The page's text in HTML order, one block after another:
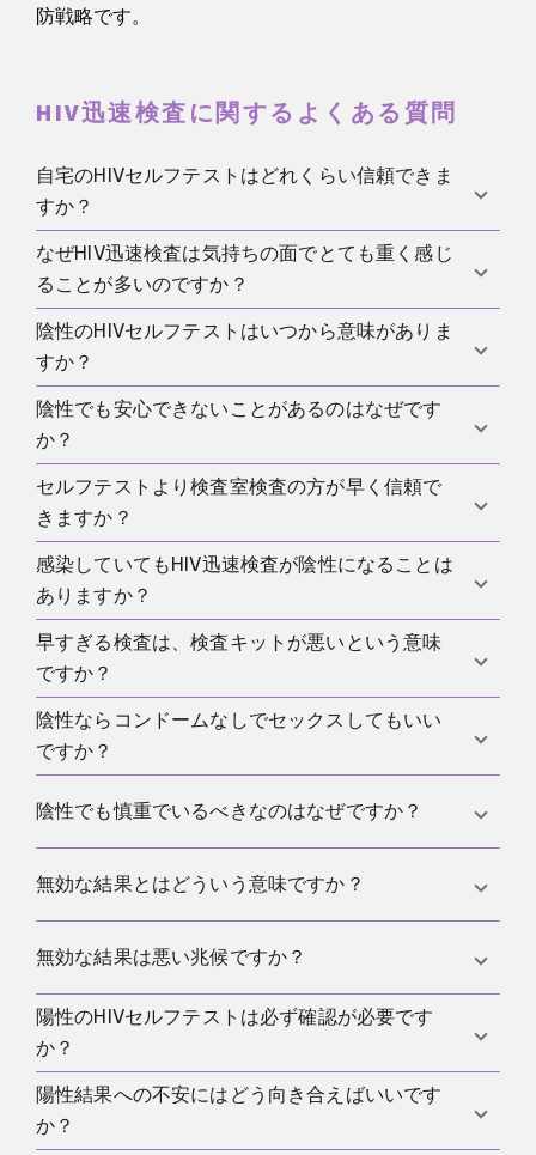
防戦略です。
HIV迅速検査に関するよくある質問
自宅のHIVセルフテストはどれくらい信頼できま
すか？
品質の確かなHIVセルフテストは、正しく使い、早す
ぎる時期に検査しなければ信頼できます。最大の落
とし穴は検査そのものより、たいていウィンドウ期
間か使用ミスです。
なぜHIV迅速検査は気持ちの面でとても重く感じ
ることが多いのですか？
多くの人にとって、検査は単なる検査ではないから
です。罪悪感への不安、感染への不安、パートナー
との会話への不安、あるいはやっと安心したいとい
う期待が重なっています。だからこそ白黒思考に傾
きやすくなります。よい結果に必要なのはパニック
の論理ではなく、何を、いつ、どのように検査し、
その結果が本当に何を意味するのかという文脈で
す。
陰性のHIVセルフテストはいつから意味がありま
すか？
HIVセルフテストについて、PEIは最後の可能性のあ
るリスクから12週間を挙げています。その時点では
じめて、この検査タイプの陰性結果を本当に信頼で
きます。
陰性でも安心できないことがあるのはなぜです
か？
本当の疑問がまだ解けていないからです。検査が早
すぎたのかもしれませんし、その後に新しいリスク
があったのかもしれません。あるいは手順を完全に
は信頼できていないのかもしれません。その場合、
結果が無価値なのではなく、文脈がまだ不十分なの
です。だからこそ、少し後の再検査や検査室検査の
方が、考え続けるより役立つことがあります。
セルフテストより検査室検査の方が早く信頼で
きますか？
はい。RKIは、第4世代の検査室検査について、可能
性のある曝露から6週間の診断ウィンドウを説明して
います。そのため、新しいリスクでは検査室検査の
方が適していることが多いです。
感染していてもHIV迅速検査が陰性になることは
ありますか？
あります。まさにそれがウィンドウ期間に起こりう
ることです。感染が成立していても、検査はまだ陰
性のことがあります。
早すぎる検査は、検査キットが悪いという意味
ですか？
いいえ。問題は検査の品質ではなく、その時点では
体内や選んだ検査方式に十分な検出の根拠がまだな
った安心感を生むことがあります。
陰性ならコンドームなしでセックスしてもいい
ですか？
陰性結果は全面的な許可ではありません。ウィンド
しいリスクがあったなら、安心のサインとして受け
何もわかりません。
陰性でも慎重でいるべきなのはなぜですか？
慎重であることは不信ではないからです。HIV検査は
に新しいリスクの直後やパートナーの状態が不明な
守ってくれます。
無効な結果とはどういう意味ですか？
無効な検査は陰性でも陽性でもなく、判定に使えま
み取り時間を正確に守ってください。
無効な結果は悪い兆候ですか？
必ずしもそうではありません。多くは使用や手順の
問題です。無効な結果は、そのテスト実施からは信
頼できる答えが得られなかったという意味です。
陽性のHIVセルフテストは必ず確認が必要です
か？
はい。反応性の結果はスクリーニング結果であり、
専門的な確認が必要です。最終診断を決めるのは確
陽性結果への不安にはどう向き合えばいいです
か？